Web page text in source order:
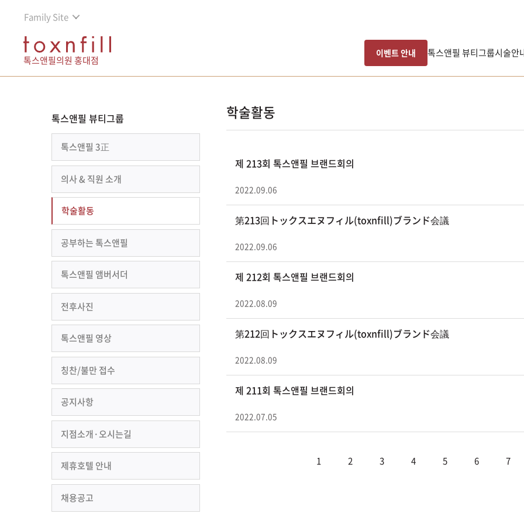
Family Site
톡스앤필의원 홍대점
이벤트 안내 톡스앤필 뷰티그룹시술안
톡스앤필 뷰티그룹
톡스앤필 3正
의사 & 직원 소개
학술활동
공부하는 톡스앤필
톡스앤필 앰버서더
전후사진
톡스앤필 영상
칭찬/불만 접수
공지사항
지점소개·오시는길
제휴호텔 안내
채용공고
학술활동
제 213회 톡스앤필 브랜드회의
2022.09.06
第213回トックスエヌフィル(toxnfill)ブランド会議
2022.09.06
제 212회 톡스앤필 브랜드회의
2022.08.09
第212回トックスエヌフィル(toxnfill)ブランド会議
2022.08.09
제 211회 톡스앤필 브랜드회의
2022.07.05
1 2 3 4 5 6 7